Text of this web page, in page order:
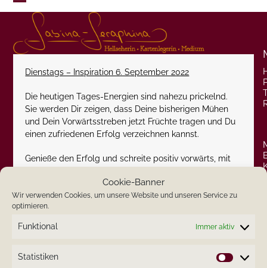
Cookie-Banner
Wir verwenden Cookies, um unsere Website und unseren Service zu
optimieren.
Funktional Immer aktiv
Statistiken
Skip
Open
mobile
menu
Close
mobile
menu
Dienstags – Inspiration 6. September 2022
Die heutigen Tages-Energien sind nahezu prickelnd.
Sie werden Dir zeigen, dass Deine bisherigen Mühen
und Dein Vorwärtsstreben jetzt Früchte tragen und Du
einen zufriedenen Erfolg verzeichnen kannst.
Genieße den Erfolg und schreite positiv vorwärts, mit
Freude, Freizeit und Pausen zum Erfolg dazugehören.
Herzlichst
Deine Sabina-Seraphina